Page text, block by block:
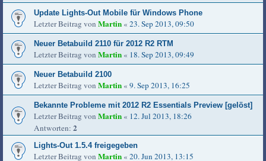
Update Lights-Out Mobile für Windows Phone
Letzter Beitrag von Martin « 23. Sep 2013, 09:50
Neuer Betabuild 2110 für 2012 R2 RTM
Letzter Beitrag von Martin « 18. Sep 2013, 09:49
Neuer Betabuild 2100
Letzter Beitrag von Martin « 9. Sep 2013, 16:25
Bekannte Probleme mit 2012 R2 Essentials Preview [gelöst]
Letzter Beitrag von Martin « 12. Jul 2013, 18:26
Antworten: 2
Lights-Out 1.5.4 freigegeben
Letzter Beitrag von Martin « 20. Jun 2013, 13:15